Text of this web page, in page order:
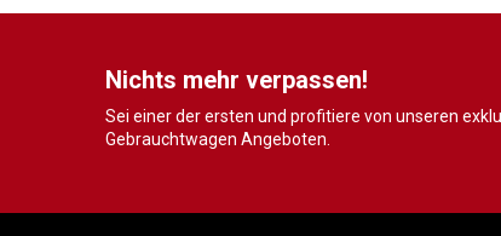
Nichts mehr verpassen!
Sei einer der ersten und profitiere von unseren
Gebrauchtwagen Angeboten.